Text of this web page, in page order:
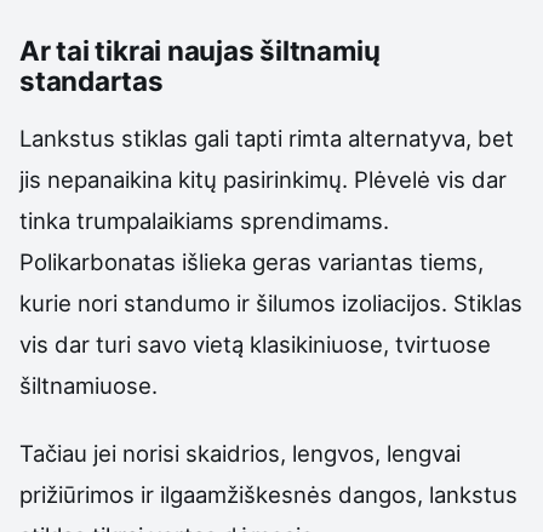
Ar tai tikrai naujas šiltnamių
standartas
Lankstus stiklas gali tapti rimta alternatyva, bet
jis nepanaikina kitų pasirinkimų. Plėvelė vis dar
tinka trumpalaikiams sprendimams.
Polikarbonatas išlieka geras variantas tiems,
kurie nori standumo ir šilumos izoliacijos. Stiklas
vis dar turi savo vietą klasikiniuose, tvirtuose
šiltnamiuose.
Tačiau jei norisi skaidrios, lengvos, lengvai
prižiūrimos ir ilgaamžiškesnės dangos, lankstus